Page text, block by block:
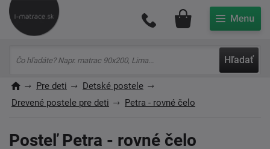
Hľadať
Môj účet
Pre deti
Detské postele
Drevené postele pre deti
Petra - rovné čelo
Posteľ Petra - rovné čelo